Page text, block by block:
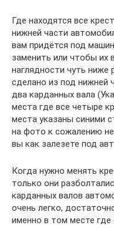
Где находятся все
нижней части
вам придётся под
заменить или чтобы их
наглядности чуть
сделано из под нижней
два карданных вала
места где все четыре
места указаны синими
на фото к сожалению
вы как залезете под
Когда нужно менять
только они
карданных валов
очень легко,
именно в том месте